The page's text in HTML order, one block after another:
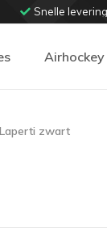
Snelle levering
zwart